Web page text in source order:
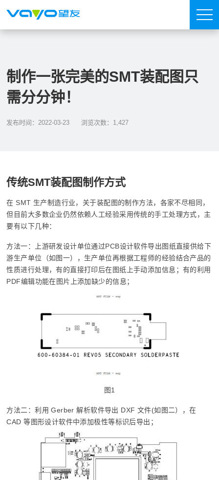
制作一张完美的SMT装配图只
需分分钟！
发布时间：2022-03-23 浏览次数：1,427
传统SMT装配图制作方式
在 SMT 生产制造行业，关于装配图的制作方法，各家不尽相同，
但目前大多数企业仍然依赖人工经验采用传统的手工处理方式，主
要有以下几种：
方法一：上游研发设计单位通过PCB设计软件导出图纸直接供给下
游生产单位（如图一），生产单位再根据工程师的经验结合产品的
性质进行处理，有的直接打印后在图纸上手动添加信息；有的利用
PDF编辑功能在图片上添加缺少的信息；
图1
方法二：利用 Gerber 解析软件导出 DXF 文件(如图二），在
CAD 等图形设计软件中添加极性等标识后导出；